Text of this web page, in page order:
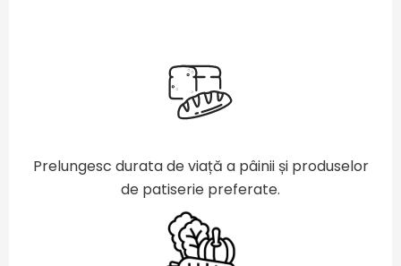
Prelungesc durata de viață a pâinii și produselor
de patiserie preferate.